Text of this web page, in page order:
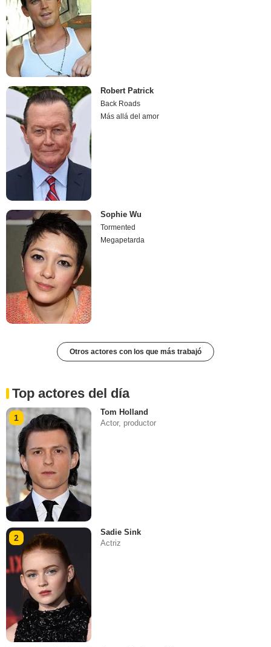
Robert Patrick
Back Roads
Más allá del amor
Sophie Wu
Tormented
Megapetarda
Otros actores con los que más trabajó
Top actores del día
1
Tom Holland
Actor, productor
2
Sadie Sink
Actriz